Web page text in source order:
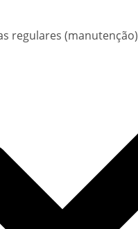
regulares (manutenção)